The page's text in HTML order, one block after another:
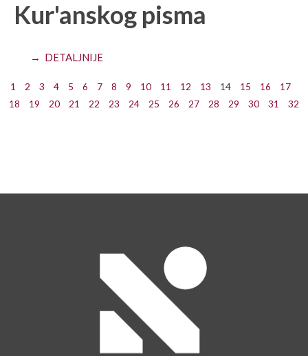
Kur'anskog pisma
→ DETALJNIJE
1 2 3 4 5 6 7 8 9 10 11 12 13 14 15 16
17
18
19 20 21 22 23 24 25 26 27 28 29 30 31 32